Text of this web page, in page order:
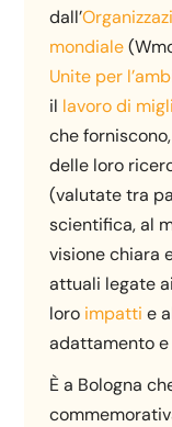
dall’
mondiale
Unite per
il lavoro di
che
delle loro
(valutate tra
scientifica, al
visione chiara
attuali legate
loro impatti e
adattamento
È a Bologna